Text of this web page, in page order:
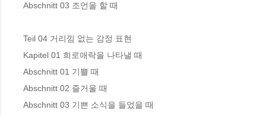
Abschnitt 03 조언을 할 때
Teil 04 거리낌 없는 감정 표현
Kapitel 01 희로애락을 나타낼 때
Abschnitt 01 기쁠 때
Abschnitt 02 즐거울 때
Abschnitt 03 기쁜 소식을 들었을 때